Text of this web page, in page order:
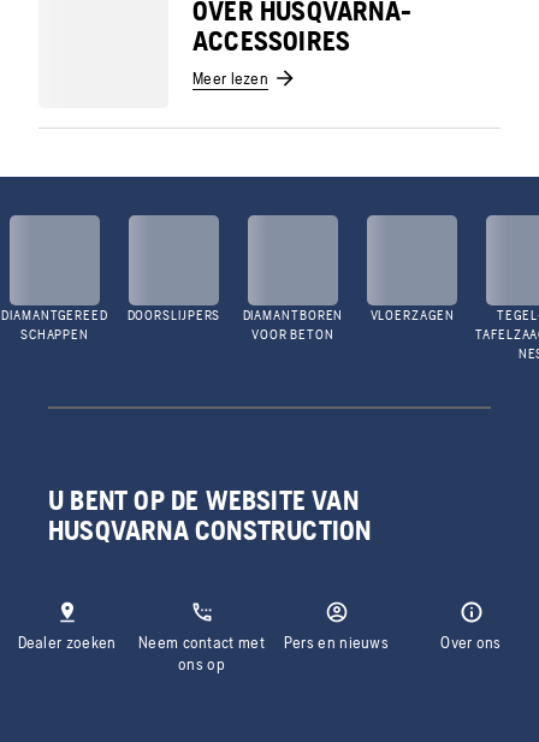
OVER HUSQVARNA-
ACCESSOIRES
Meer lezen
DIAMANTGEREED
SCHAPPEN
DOORSLIJPERS
DIAMANTBOREN
VOOR BETON
VLOERZAGEN
U BENT OP DE WEBSITE VAN
HUSQVARNA CONSTRUCTION
Dealer zoeken
Neem contact met
ons op
Pers en nieuws Over ons